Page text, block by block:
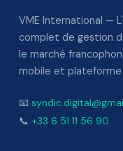
VME International —
complet de gestion
le marché
mobile et plateforme
📧
📞 +33 6 51 11 56 90